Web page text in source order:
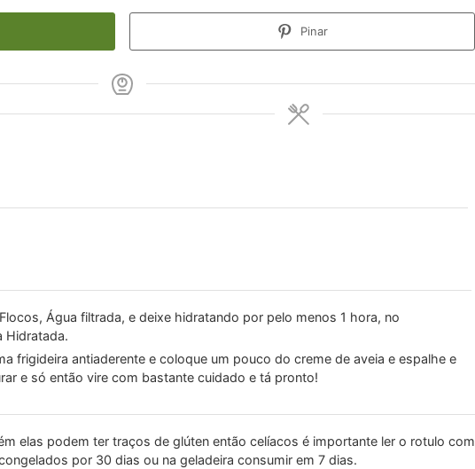
Pinar
Água filtrada, e deixe hidratando por pelo menos 1 hora, no
Hidratada.
frigideira antiaderente e coloque um pouco do creme de aveia e espalhe e
e só então vire com bastante cuidado e tá pronto!
elas podem ter traços de glúten então celíacos é importante ler o rotulo com
por 30 dias ou na geladeira consumir em 7 dias.